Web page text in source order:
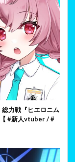
総力戦『ヒエロニム
【 #新人vtuber / #